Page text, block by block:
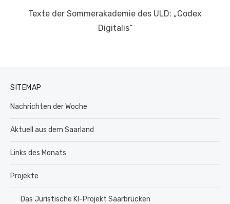
Nächster
Texte der Sommerakademie des ULD: „Codex
Digitalis“
SITEMAP
Nachrichten der Woche
Aktuell aus dem Saarland
Links des Monats
Projekte
Das Juristische KI-Projekt Saarbrücken